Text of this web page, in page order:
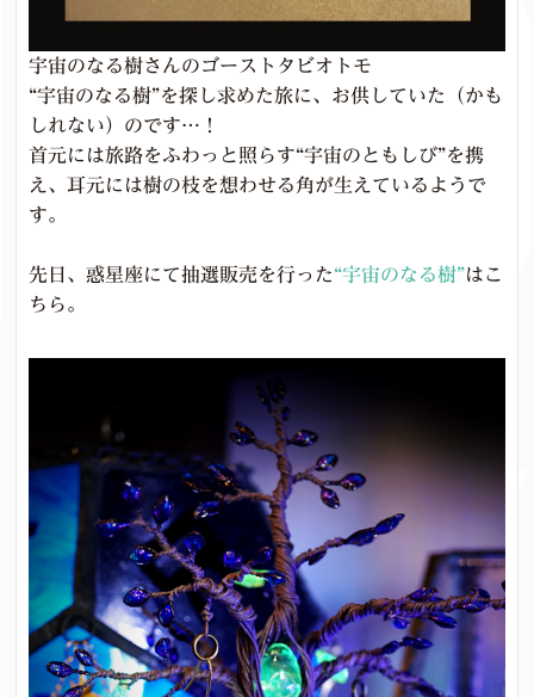
宇宙のなる樹さんのゴーストタビオトモ
“宇宙のなる樹”を探し求めた旅に、お供していた（かも
しれない）のです…！
首元には旅路をふわっと照らす“宇宙のともしび”を携
え、耳元には樹の枝を想わせる角が生えているようで
す。
先日、惑星座にて抽選販売を行った“宇宙のなる樹”はこ
ちら。